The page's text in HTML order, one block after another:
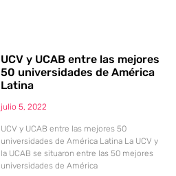
UCV y UCAB entre las mejores
50 universidades de América
Latina
julio 5, 2022
UCV y UCAB entre las mejores 50
universidades de América Latina La UCV y
la UCAB se situaron entre las 50 mejores
universidades de América